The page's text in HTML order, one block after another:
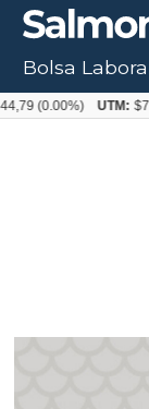
Bolsa
UTM: $71.649